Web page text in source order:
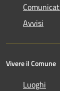
Avvisi
Vivere il Comune
Luoghi